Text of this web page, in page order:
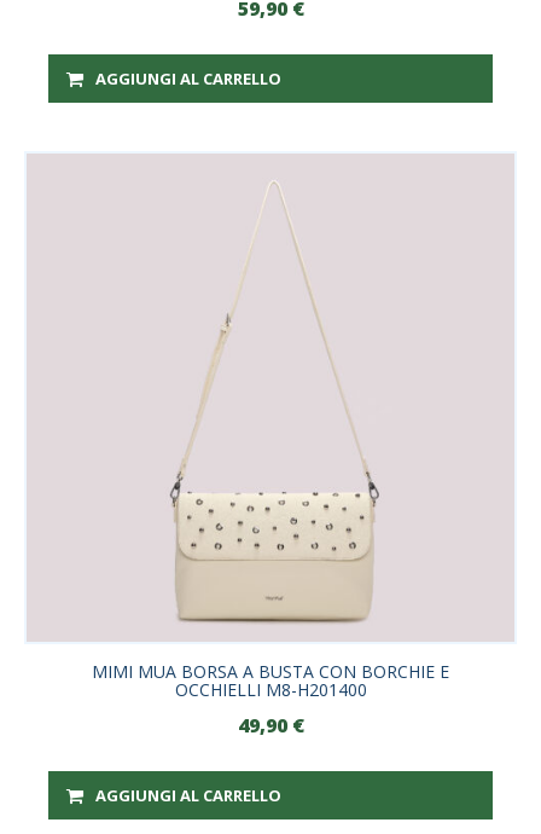
59,90 €
AGGIUNGI AL CARRELLO
MIMI MUA BORSA A BUSTA CON BORCHIE E
OCCHIELLI M8-H201400
49,90 €
AGGIUNGI AL CARRELLO